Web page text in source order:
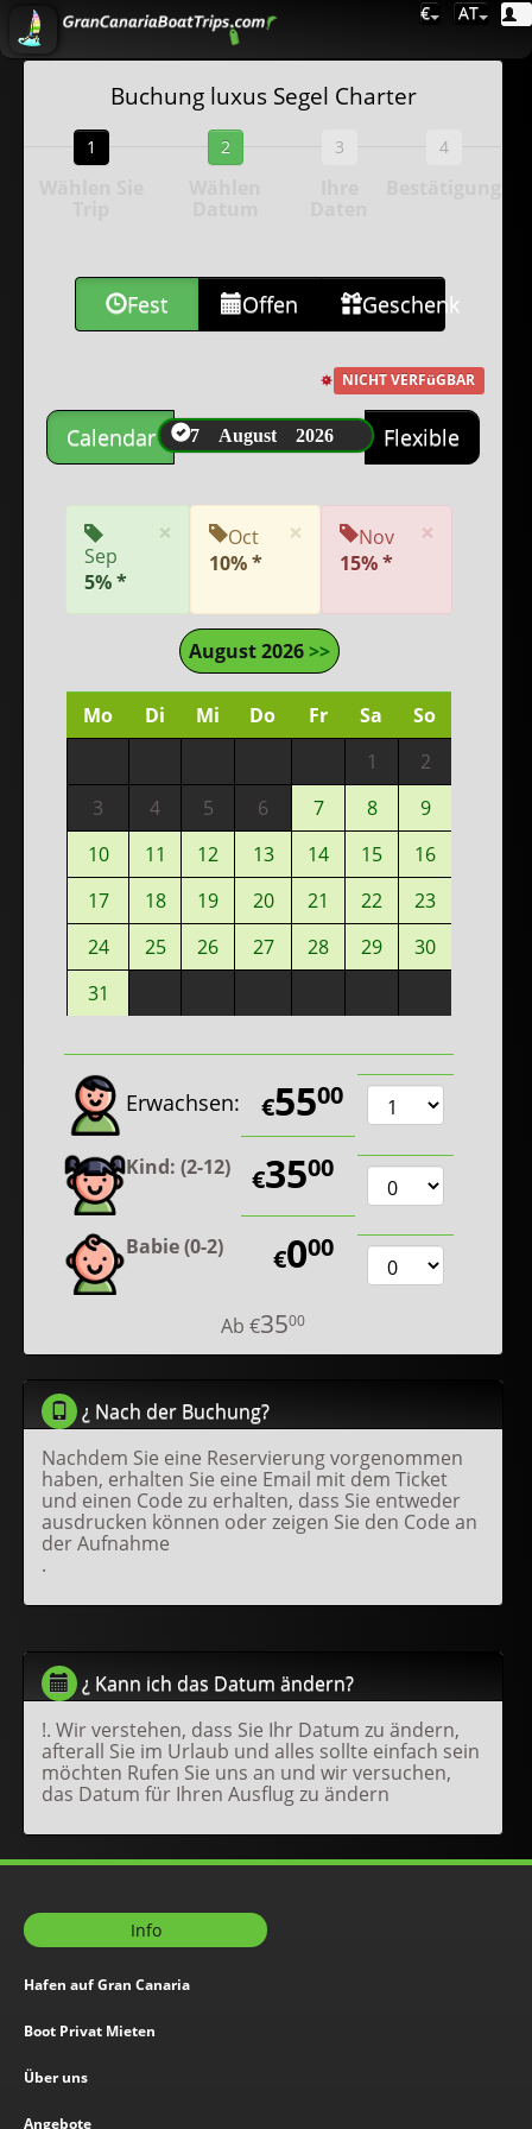
€ AT
Buchung luxus Segel Charter
1 2 3 4
Fest Offen Geschenk
NICHT VERFüGBAR
Calendar 7 August 2026 Flexible
×
Sep
5% *
×
Oct
10% *
×
Nov
15% *
August 2026>>
Mo Di Mi Do Fr Sa
So
1
2
3
4 5 6 7 8
9
10
11 12 13 14 15
16
17
18 19 20 21 22
23
24
25 26 27 28 29
30
31
Erwachsen: €5500
Kind: (2-12) €3500
Babie (0-2) €000
Ab €3500
¿ Nach der Buchung?
Nachdem Sie eine Reservierung vorgenommen
haben, erhalten Sie eine Email mit dem Ticket
und einen Code zu erhalten, dass Sie entweder
ausdrucken können oder zeigen Sie den Code an
der Aufnahme
.
¿ Kann ich das Datum ändern?
!. Wir verstehen, dass Sie Ihr Datum zu ändern,
afterall Sie im Urlaub und alles sollte einfach sein
möchten Rufen Sie uns an und wir versuchen,
das Datum für Ihren Ausflug zu ändern
Info
Hafen auf Gran Canaria
Boot Privat Mieten
Über uns
Angebote